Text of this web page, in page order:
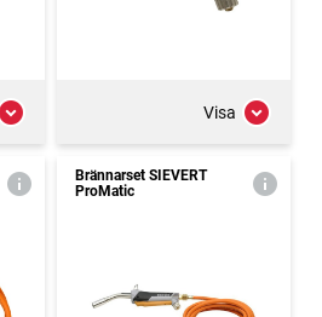
Visa
Brännarset SIEVERT
ProMatic